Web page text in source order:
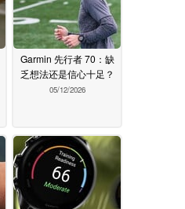
Garmin 先行者 70：缺
乏想法还是信心十足？
05/12/2026